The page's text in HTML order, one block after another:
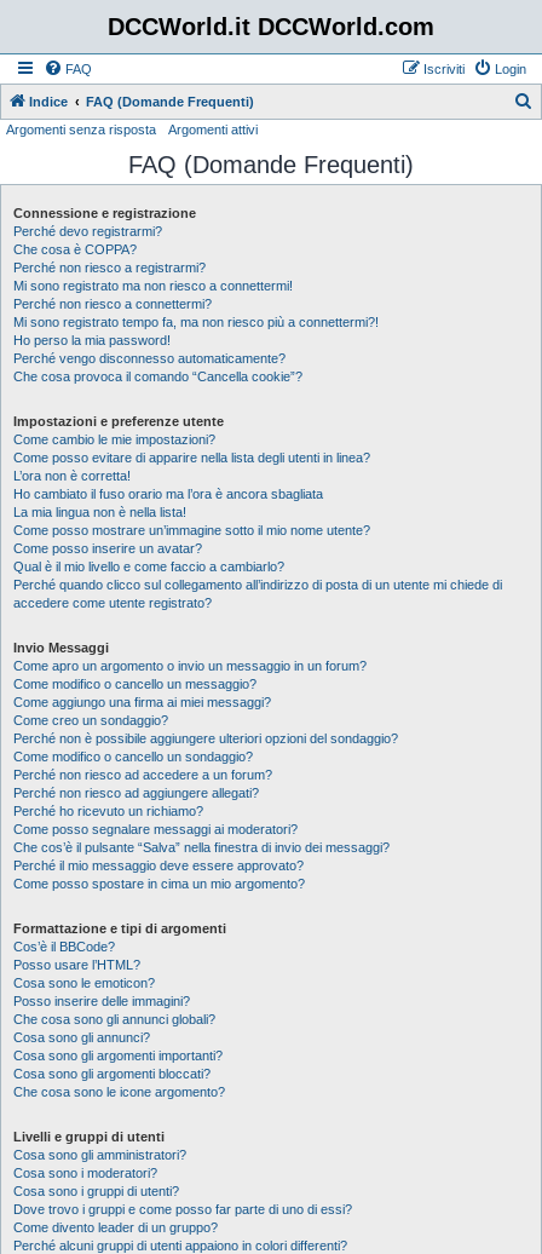
DCCWorld.it DCCWorld.com
FAQ Login
Iscriviti
Indice FAQ (Domande Frequenti)
c
Argomenti senza risposta Argomenti attivi
FAQ (Domande Frequenti)
Connessione e registrazione
Perché devo registrarmi?
Che cosa è COPPA?
Perché non riesco a registrarmi?
Mi sono registrato ma non riesco a connettermi!
Perché non riesco a connettermi?
Mi sono registrato tempo fa, ma non riesco più a connettermi?!
Ho perso la mia password!
Perché vengo disconnesso automaticamente?
Che cosa provoca il comando “Cancella cookie”?
Impostazioni e preferenze utente
Come cambio le mie impostazioni?
Come posso evitare di apparire nella lista degli utenti in linea?
L’ora non è corretta!
Ho cambiato il fuso orario ma l’ora è ancora sbagliata
La mia lingua non è nella lista!
Come posso mostrare un’immagine sotto il mio nome utente?
Come posso inserire un avatar?
Qual è il mio livello e come faccio a cambiarlo?
Perché quando clicco sul collegamento all’indirizzo di posta di un utente mi chiede di
accedere come utente registrato?
Invio Messaggi
Come apro un argomento o invio un messaggio in un forum?
Come modifico o cancello un messaggio?
Come aggiungo una firma ai miei messaggi?
Come creo un sondaggio?
Perché non è possibile aggiungere ulteriori opzioni del sondaggio?
Come modifico o cancello un sondaggio?
Perché non riesco ad accedere a un forum?
Perché non riesco ad aggiungere allegati?
Perché ho ricevuto un richiamo?
Come posso segnalare messaggi ai moderatori?
Che cos’è il pulsante “Salva” nella finestra di invio dei messaggi?
Perché il mio messaggio deve essere approvato?
Come posso spostare in cima un mio argomento?
Formattazione e tipi di argomenti
Cos’è il BBCode?
Posso usare l’HTML?
Cosa sono le emoticon?
Posso inserire delle immagini?
Che cosa sono gli annunci globali?
Cosa sono gli annunci?
Cosa sono gli argomenti importanti?
Cosa sono gli argomenti bloccati?
Che cosa sono le icone argomento?
Livelli e gruppi di utenti
Cosa sono gli amministratori?
Cosa sono i moderatori?
Cosa sono i gruppi di utenti?
Dove trovo i gruppi e come posso far parte di uno di essi?
Come divento leader di un gruppo?
Perché alcuni gruppi di utenti appaiono in colori differenti?